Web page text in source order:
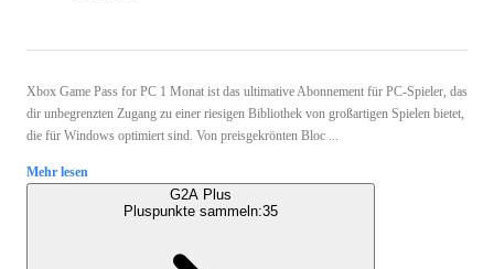
Xbox Game Pass for PC 1 Monat ist das ultimative Abonnement für PC-Spieler, das
dir unbegrenzten Zugang zu einer riesigen Bibliothek von großartigen Spielen bietet,
die für Windows optimiert sind. Von preisgekrönten Bloc ...
Mehr lesen
G2A Plus
Pluspunkte sammeln:35